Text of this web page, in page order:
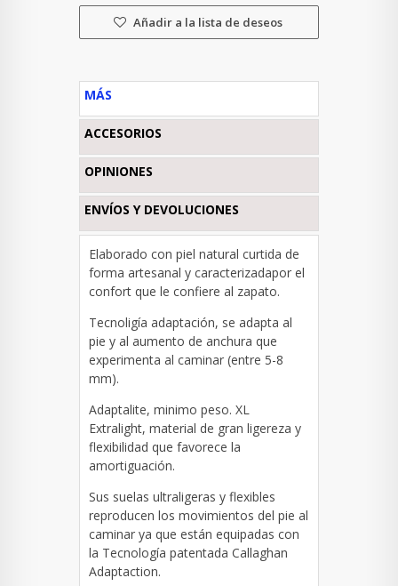
Añadir a la lista de deseos
MÁS
ACCESORIOS
OPINIONES
ENVÍOS Y DEVOLUCIONES
Elaborado con piel natural curtida de
forma artesanal y caracterizadapor el
confort que le confiere al zapato.
Tecnoligía adaptación, se adapta al
pie y al aumento de anchura que
experimenta al caminar (entre 5-8
mm).
Adaptalite, minimo peso. XL
Extralight, material de gran ligereza y
flexibilidad que favorece la
amortiguación.
Sus suelas ultraligeras y flexibles
reproducen los movimientos del pie al
caminar ya que están equipadas con
la Tecnología patentada Callaghan
Adaptaction.